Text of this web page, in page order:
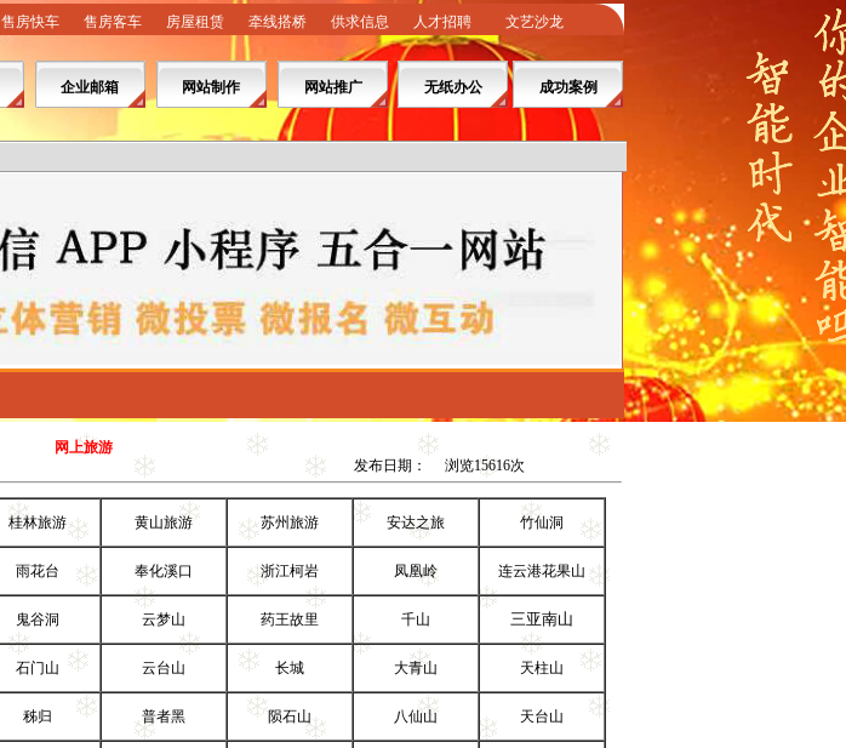
售房快车 售房客车 房屋租赁 牵线搭桥 供求信息 人才招聘 文艺沙龙
企业邮箱 网站制作 网站推广 无纸办公 成功案例
网上旅游
发布日期： 浏览15616次
桂林旅游 黄山旅游 苏州旅游 安达之旅 竹仙洞
雨花台 奉化溪口 浙江柯岩 凤凰岭 连云港花果山
鬼谷洞 云梦山 药王故里 千山 三亚南山
石门山 云台山 长城 大青山 天柱山
秭归 普者黑 陨石山 八仙山 天台山